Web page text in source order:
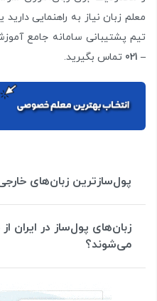
معلم زبان نیاز به راهنمایی
تیم پشتیبانی سامانه جامع
–
تماس بگیرید.
پول‌سازترین زبان‌های
زبان‌های پول‌ساز در ایران
می‌شوند؟